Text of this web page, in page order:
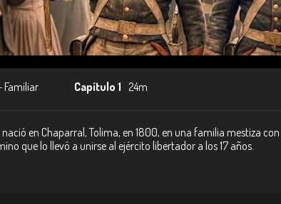
Familiar Capítulo 1 24m
nació en Chaparral, Tolima, en 1800, en una familia mestiza
que lo llevó a unirse al ejército libertador a los 17 años.